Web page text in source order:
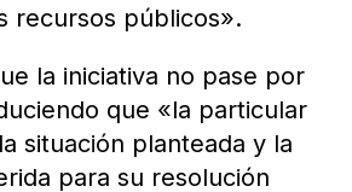
recursos públicos».
la iniciativa no pase por
que «la particular
situación planteada y la
para su resolución